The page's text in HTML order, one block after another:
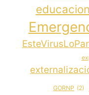
GORNP (2)